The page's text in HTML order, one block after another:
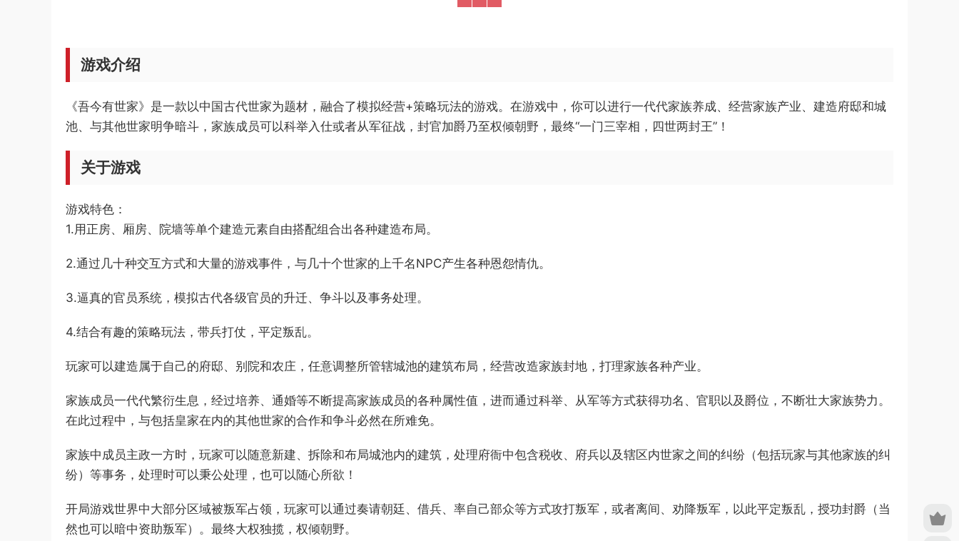
游戏介绍
《吾今有世家》是一款以中国古代世家为题材，融合了模拟经营+策略玩法的游戏。在游戏中，你可以进行一代代家族养成、经营家族产业、建造府邸和城
池、与其他世家明争暗斗，家族成员可以科举入仕或者从军征战，封官加爵乃至权倾朝野，最终“一门三宰相，四世两封王”！
关于游戏
游戏特色：
1.用正房、厢房、院墙等单个建造元素自由搭配组合出各种建造布局。
2.通过几十种交互方式和大量的游戏事件，与几十个世家的上千名NPC产生各种恩怨情仇。
3.逼真的官员系统，模拟古代各级官员的升迁、争斗以及事务处理。
4.结合有趣的策略玩法，带兵打仗，平定叛乱。
玩家可以建造属于自己的府邸、别院和农庄，任意调整所管辖城池的建筑布局，经营改造家族封地，打理家族各种产业。
家族成员一代代繁衍生息，经过培养、通婚等不断提高家族成员的各种属性值，进而通过科举、从军等方式获得功名、官职以及爵位，不断壮大家族势力。
在此过程中，与包括皇家在内的其他世家的合作和争斗必然在所难免。
家族中成员主政一方时，玩家可以随意新建、拆除和布局城池内的建筑，处理府衙中包含税收、府兵以及辖区内世家之间的纠纷（包括玩家与其他家族的纠
纷）等事务，处理时可以秉公处理，也可以随心所欲！
开局游戏世界中大部分区域被叛军占领，玩家可以通过奏请朝廷、借兵、率自己部众等方式攻打叛军，或者离间、劝降叛军，以此平定叛乱，授功封爵（当
然也可以暗中资助叛军）。最终大权独揽，权倾朝野。